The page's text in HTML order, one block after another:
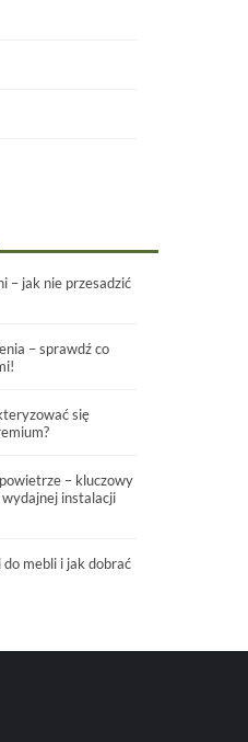
– jak nie przesadzić
– sprawdź co
się
– kluczowy
instalacji
do mebli i jak dobrać